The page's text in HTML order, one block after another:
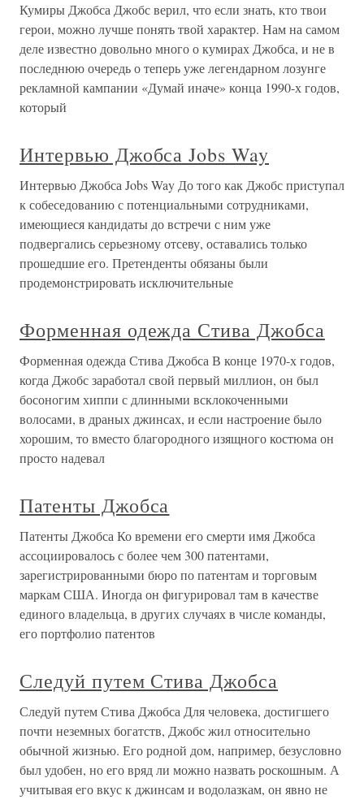
Кумиры Джобса Джобс верил, что если знать, кто твои
герои, можно лучше понять твой характер. Нам на самом
деле известно довольно много о кумирах Джобса, и не в
последнюю очередь о теперь уже легендарном лозунге
рекламной кампании «Думай иначе» конца 1990-х годов,
который
Интервью Джобса Jobs Way
Интервью Джобса Jobs Way До того как Джобс приступал
к собеседованию с потенциальными сотрудниками,
имеющиеся кандидаты до встречи с ним уже
подвергались серьезному отсеву, оставались только
прошедшие его. Претенденты обязаны были
продемонстрировать исключительные
Форменная одежда Стива Джобса
Форменная одежда Стива Джобса В конце 1970-х годов,
когда Джобс заработал свой первый миллион, он был
босоногим хиппи с длинными всклокоченными
волосами, в драных джинсах, и если настроение было
хорошим, то вместо благородного изящного костюма он
просто надевал
Патенты Джобса
Патенты Джобса Ко времени его смерти имя Джобса
ассоциировалось с более чем 300 патентами,
зарегистрированными бюро по патентам и торговым
маркам США. Иногда он фигурировал там в качестве
единого владельца, в других случаях в числе команды,
его портфолио патентов
Следуй путем Стива Джобса
Следуй путем Стива Джобса Для человека, достигшего
почти неземных богатств, Джобс жил относительно
обычной жизнью. Его родной дом, например, безусловно
был удобен, но его вряд ли можно назвать роскошным. А
учитывая его вкус к джинсам и водолазкам, он явно не